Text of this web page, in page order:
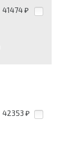
41474 ₽
42353 ₽